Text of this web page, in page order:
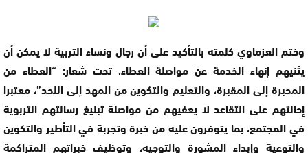
وختم العزماوي كلمته بالتأكيد على أن رجال ونساء التربية لا يمكن أن
يثنيهم إنهاء الخدمة عن مواصلة العطاء، تحت شعار: “العطاء من
المحبرة إلى المقبرة، والتعليم والتكوين من المهد إلى اللحد”، معتبرا
إحالتهم على التقاعد لا يعفيهم من مواصلة تبليغ رسالتهم التربوية
في المجتمع، بما يتوفرون عليه من خبرة وتجربة في التأطير والتكوين
والتوعية وإبداء المشورة والتوجيه، وتوظيف خبراتهم المتراكمة